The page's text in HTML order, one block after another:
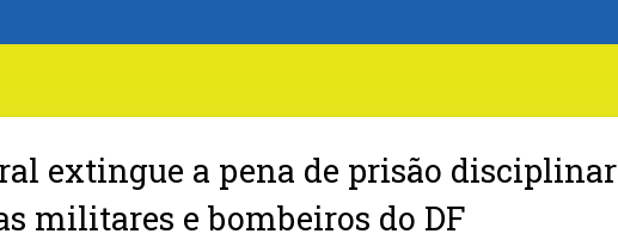
extingue a pena de prisão disciplinar
militares e bombeiros do DF